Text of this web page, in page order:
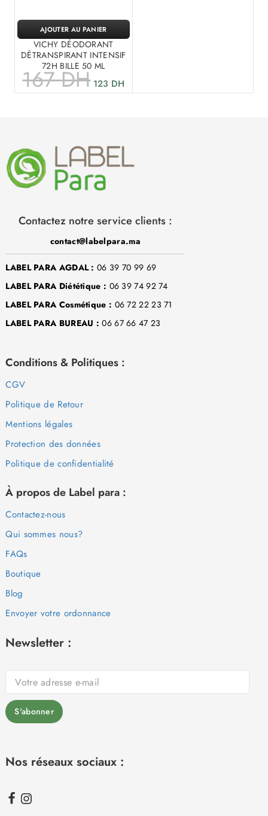
VICHY DÉODORANT
DÉTRANSPIRANT INTENSIF
72H BILLE 50 ML
167DH 123 DH
AJOUTER AU PANIER
Contactez notre service clients :
contact@labelpara.ma
LABEL PARA AGDAL : 06 39 70 99 69
LABEL PARA Diététique : 06 39 74 92 74
LABEL PARA Cosmétique : 06 72 22 23 71
LABEL PARA BUREAU : 06 67 66 47 23
Conditions & Politiques :
CGV
Politique de Retour
Mentions légales
Protection des données
Politique de confidentialité
À propos de Label para :
Contactez-nous
Qui sommes nous?
FAQs
Boutique
Blog
Envoyer votre ordonnance
Newsletter :
Nos réseaux sociaux :